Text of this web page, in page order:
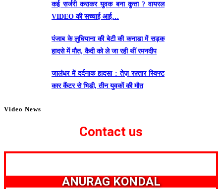
कई सर्जरी कराकर युवक बना कुत्ता ? वायरल
VIDEO की सच्चाई आई…
पंजाब के लुधियाना की बेटी की कनाडा में सड़क
हादसे में माैत, कैदी को ले जा रही थीं रमनदीप
जालंधर में दर्दनाक हादसा : तेज़ रफ़्तार स्विफ्ट
कार कैंटर से भिड़ी, तीन युवकों की मौत
Video News
Contact us
ANURAG KONDAL